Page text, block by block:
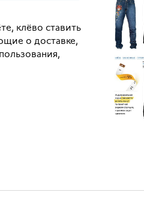
клёво ставить
о доставке,